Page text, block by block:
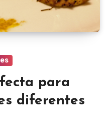
para
diferentes